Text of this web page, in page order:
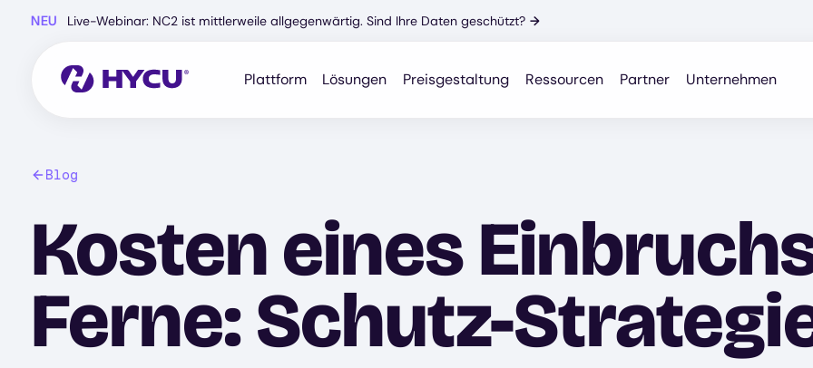
Hauptinhalt
NEU Live-Webinar: NC2 ist mittlerweile allgegenwärtig. Sind Ihre Daten geschützt? →
Plattform Lösungen Preisgestaltung Ressourcen Partner Unternehmen
Blog
Kosten eines
Ferne: Schutz-